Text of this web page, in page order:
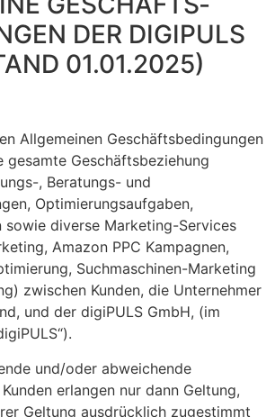
DER DIGIPULS
01.01.2025)
Allgemeinen Geschäftsbedingungen
gesamte Geschäftsbeziehung
, Beratungs- und
Optimierungsaufgaben,
sowie diverse Marketing-Services
Amazon PPC Kampagnen,
Suchmaschinen-Marketing
zwischen Kunden, die Unternehmer
und der digiPULS GmbH, (im
und/oder abweichende
erlangen nur dann Geltung,
Geltung ausdrücklich zugestimmt